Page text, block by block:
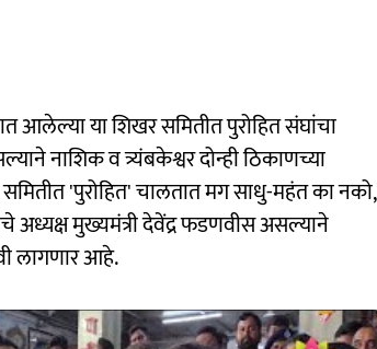
आलेल्या या शिखर समितीत पुरोहित संघांचा
नाशिक व त्र्यंबकेश्वर दोन्ही ठिकाणच्या
'पुरोहित' चालतात मग साधु-महंत का नको,
अध्यक्ष मुख्यमंत्री देवेंद्र फडणवीस असल्याने
लागणार आहे.